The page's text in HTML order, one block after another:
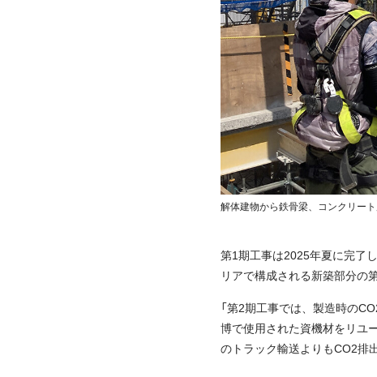
解体建物から鉄骨梁、コンクリー
第1期工事は2025年夏に完了
リアで構成される新築部分の
「第2期工事では、製造時の
博で使用された資機材をリユ
のトラック輸送よりもCO2排